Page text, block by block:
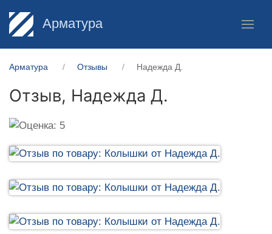
Арматура
Арматура Отзывы Надежда Д.
Отзыв, Надежда Д.